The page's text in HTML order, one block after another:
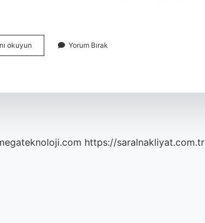
okuyun
Beyan
Yorum Bırak
https://saralnakliyat.com.tr